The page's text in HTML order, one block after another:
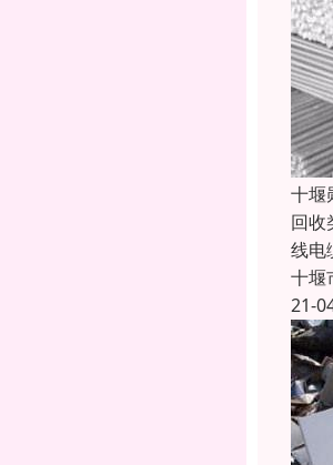
十堰
回收
线电
十堰
21-